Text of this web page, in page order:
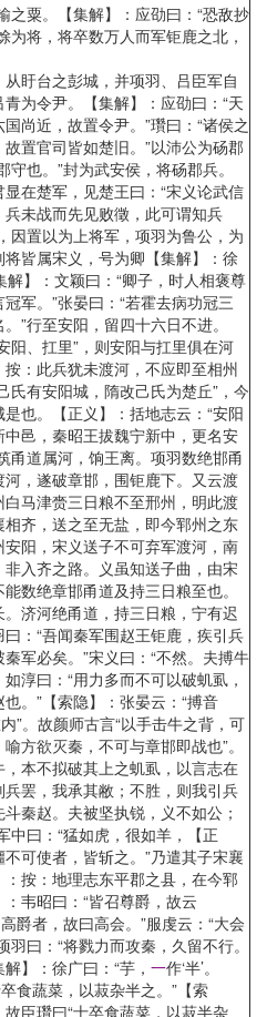
之粟。【集解】：应劭曰：“恐敌抄
为将，将卒数万人而军钜鹿之北，
盱台之彭城，并项羽、吕臣军自
为令尹。【集解】：应劭曰：“天
尚近，故置令尹。”瓚曰：“诸侯之
置官司皆如楚旧。”以沛公为砀郡
也。”封为武安侯，将砀郡兵。
在楚军，见楚王曰：“宋义论武信
未战而先见败徵，此可谓知兵
因置以为上将军，项羽为鲁公，为
皆属宋义，号为卿【集解】：徐
解】：文颖曰：“卿子，时人相褒尊
军。”张晏曰：“若霍去病功冠三
”行至安阳，留四十六日不进。
阳、扛里”，则安阳与扛里俱在河
：此兵犹未渡河，不应即至相州
氏有安阳城，隋改己氏为楚丘”，今
也。【正义】：括地志云：“安阳
邑，秦昭王拔魏宁新中，更名安
甬道属河，饷王离。项羽数绝邯甬
，遂破章邯，围钜鹿下。又云渡
马津赍三日粮不至邢州，明此渡
齐，送之至无盐，即今郓州之东
阳，宋义送子不可弃军渡河，南
入齐之路。义虽知送子曲，由宋
数绝章邯甬道及持三日粮至也。
济河绝甬道，持三日粮，宁有迟
：“吾闻秦军围赵王钜鹿，疾引兵
军必矣。”宋义曰：“不然。夫搏牛
淳曰：“用力多而不可以破虮虱，
。”【索隐】：张晏云：“搏音
”。故颜师古言“以手击牛之背，可
方欲灭秦，不可与章邯即战也”。
本不拟破其上之虮虱，以言志在
罢，我承其敝；不胜，则我引兵
秦赵。夫被坚执锐，义不如公；
中曰：“猛如虎，很如羊，【正
可使者，皆斩之。”乃遣其子宋襄
按：地理志东平郡之县，在今郓
韦昭曰：“皆召尊爵，故云
爵者，故曰高会。”服虔云：“大会
曰：“将戮力而攻秦，久留不行。
】：徐广曰：“芋， 一作‘半’。
食蔬菜，以菽杂半之。”【索
臣瓚曰“士卒食蔬菜，以菽半杂